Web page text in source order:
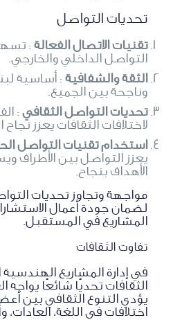
تحديات التواصل
تقنيات الاتصال الفعالة:
التواصل الداخلي والخارجي.
الثقة والشفافية: أساسية
وناجحة بين الجميع.
تحديات التواصل الثقافي:
لاختلافات الثقافات يعزز نجاح
استخدام تقنيات التواصل
يعزز التواصل بين
الأهداف بنجاح.
مواجهة وتجاوز تحديات
لضمان جودة أعمال
المشاريع في المستقبل.
تفاوت الثقافات
في إدارة المشاريع الهندسية
الثقافات تحديًا شائعًا يواجه
يؤدي التنوع الثقافي بين
اختلافات في اللغة، العادات،